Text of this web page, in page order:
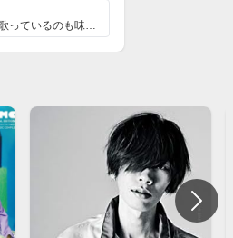
スタジオでしんみり歌っているのも味はあるけど、やはりラ...